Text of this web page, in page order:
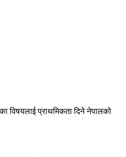
विषयलाई प्राथमिकता दिने नेपालको